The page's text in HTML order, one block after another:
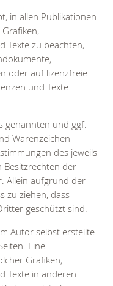
in allen Publikationen
Texte zu beachten,
oder auf lizenzfreie
und Texte
genannten und ggf.
Warenzeichen
des jeweils
Besitzrechten der
Allein aufgrund der
zu ziehen, dass
geschützt sind.
Autor selbst erstellte
Eine
Grafiken,
Texte in anderen